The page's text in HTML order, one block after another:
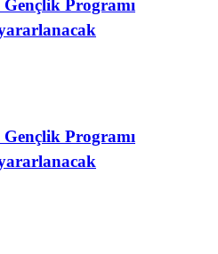
Programı
Programı